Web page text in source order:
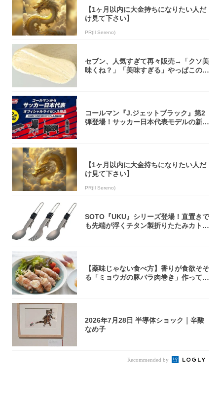
【1ヶ月以内に大金持ちになりたい人だ
け見て下さい】
PR(Il Sereno)
セブン、人気すぎて再々販売→「クソ美
味くね？」「美味すぎる」やっぱこのク
コールマン『J.ジェットブラック』第2
弾登場！サッカー日本代表モデルの新作
【1ヶ月以内に大金持ちになりたい人だ
け見て下さい】
PR(Il Sereno)
SOTO『UKU』シリーズ登場！直置きで
も先端が浮くチタン製折りたたみカトラ
【薬味じゃない食べ方】香りが食欲そそ
る「ミョウガの豚バラ肉巻き」作ってみ
2026年7月28日 半導体ショック｜辛酸
なめ子
Recommended by